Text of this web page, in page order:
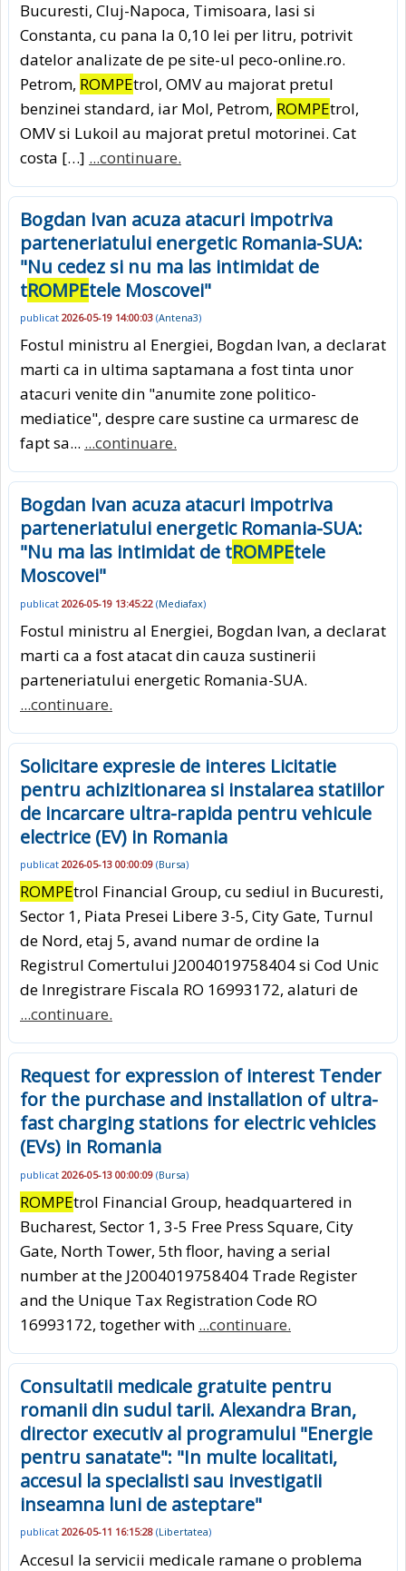
Bucuresti, Cluj-Napoca, Timisoara, Iasi si
Constanta, cu pana la 0,10 lei per litru, potrivit
datelor analizate de pe site-ul peco-online.ro.
Petrom, ROMPEtrol, OMV au majorat pretul
benzinei standard, iar Mol, Petrom, ROMPEtrol,
OMV si Lukoil au majorat pretul motorinei. Cat
costa […] ...continuare.
Bogdan Ivan acuza atacuri impotriva
parteneriatului energetic Romania-SUA:
"Nu cedez si nu ma las intimidat de
tROMPEtele Moscovei"
publicat 2026-05-19 14:00:03 (Antena3)
Fostul ministru al Energiei, Bogdan Ivan, a declarat
marti ca in ultima saptamana a fost tinta unor
atacuri venite din "anumite zone politico-
mediatice", despre care sustine ca urmaresc de
fapt sa... ...continuare.
Bogdan Ivan acuza atacuri impotriva
parteneriatului energetic Romania-SUA:
"Nu ma las intimidat de tROMPEtele
Moscovei"
publicat 2026-05-19 13:45:22 (Mediafax)
Fostul ministru al Energiei, Bogdan Ivan, a declarat
marti ca a fost atacat din cauza sustinerii
parteneriatului energetic Romania-SUA.
...continuare.
Solicitare expresie de interes Licitatie
pentru achizitionarea si instalarea statiilor
de incarcare ultra-rapida pentru vehicule
electrice (EV) in Romania
publicat 2026-05-13 00:00:09 (Bursa)
ROMPEtrol Financial Group, cu sediul in Bucuresti,
Sector 1, Piata Presei Libere 3-5, City Gate, Turnul
de Nord, etaj 5, avand numar de ordine la
Registrul Comertului J2004019758404 si Cod Unic
de Inregistrare Fiscala RO 16993172, alaturi de
...continuare.
Request for expression of interest Tender
for the purchase and installation of ultra-
fast charging stations for electric vehicles
(EVs) in Romania
publicat 2026-05-13 00:00:09 (Bursa)
ROMPEtrol Financial Group, headquartered in
Bucharest, Sector 1, 3-5 Free Press Square, City
Gate, North Tower, 5th floor, having a serial
number at the J2004019758404 Trade Register
and the Unique Tax Registration Code RO
16993172, together with ...continuare.
Consultatii medicale gratuite pentru
romanii din sudul tarii. Alexandra Bran,
director executiv al programului "Energie
pentru sanatate": "In multe localitati,
accesul la specialisti sau investigatii
inseamna luni de asteptare"
publicat 2026-05-11 16:15:28 (Libertatea)
Accesul la servicii medicale ramane o problema